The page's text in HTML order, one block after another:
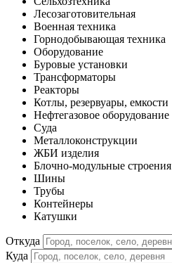
Лесозаготовительная
Военная техника
Горнодобывающая техника
Оборудование
Буровые установки
Трансформаторы
Реакторы
Котлы, резервуары, емкости
Нефтегазовое оборудование
Cуда
Металлоконструкции
ЖБИ изделия
Блочно-модульные строения
Шины
Трубы
Контейнеры
Катушки
Откуда
Куда